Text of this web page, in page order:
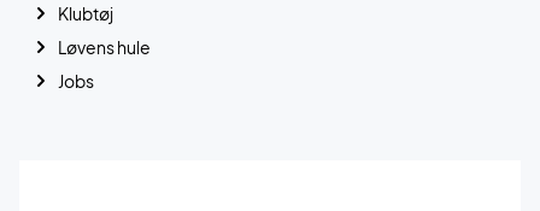
Klubtøj
Løvens hule
Jobs